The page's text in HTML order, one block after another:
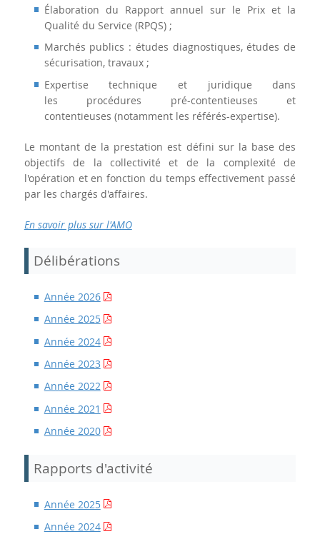
Élaboration du Rapport annuel sur le Prix et la
Qualité du Service (RPQS) ;
Marchés publics : études diagnostiques, études de
sécurisation, travaux ;
Expertise technique et juridique dans
les procédures pré-contentieuses et
contentieuses (notamment les référés-expertise).
Le montant de la prestation est défini sur la base des
objectifs de la collectivité et de la complexité de
l'opération et en fonction du temps effectivement passé
par les chargés d'affaires.
En savoir plus sur l'AMO
Délibérations
Année 2026
Année 2025
Année 2024
Année 2023
Année 2022
Année 2021
Année 2020
Rapports d'activité
Année 2025
Année 2024